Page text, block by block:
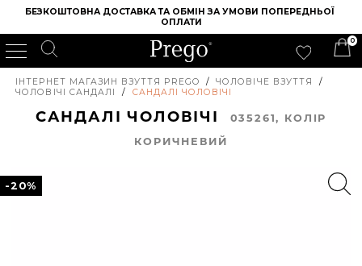
БЕЗКОШТОВНА ДОСТАВКА ТА ОБМІН ЗА УМОВИ ПОПЕРЕДНЬОЇ
ОПЛАТИ
0
ІНТЕРНЕТ МАГАЗИН ВЗУТТЯ PREGO / ЧОЛОВІЧЕ ВЗУТТЯ
/
ЧОЛОВІЧІ САНДАЛІ
/ САНДАЛІ ЧОЛОВІЧІ
САНДАЛІ ЧОЛОВІЧІ
035261, КОЛIР
КОРИЧНЕВИЙ
-20%